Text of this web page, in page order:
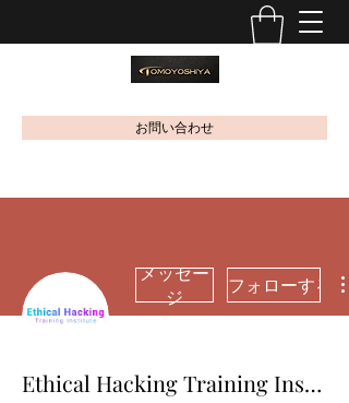
お問い合わせ
メッセー
ジ
フォローする
Ethical Hacking Training Institute